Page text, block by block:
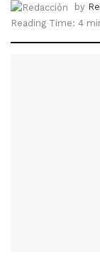
by
Reading Time: 4